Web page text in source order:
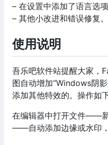
– 在设置中添加了语言选项
– 其他小改进和错误修复。
使用说明
吾乐吧软件站提醒大家，
图自动增加“Windows阴
添加其他特效的。操作如
在编辑器中打开文件——
——自动添加边缘或水印